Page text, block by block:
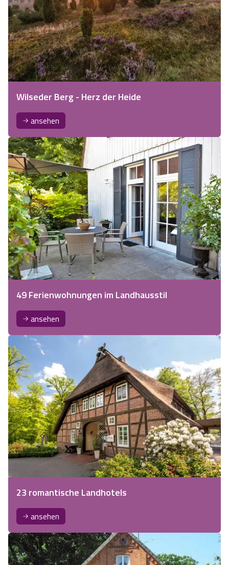
Wilseder Berg - Herz der Heide
ansehen
49 Ferienwohnungen im Landhausstil
ansehen
23 romantische Landhotels
ansehen